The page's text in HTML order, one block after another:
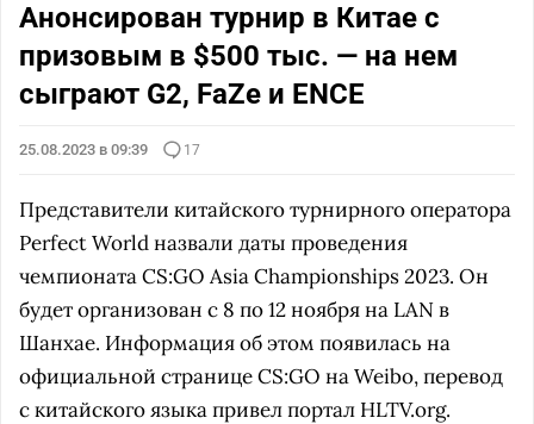
Анонсирован турнир в Китае с
призовым в $500 тыс. — на нем
сыграют G2, FaZe и ENCE
25.08.2023 в 09:39 17
Представители китайского турнирного оператора
Perfect World назвали даты проведения
чемпионата CS:GO Asia Championships 2023. Он
будет организован с 8 по 12 ноября на LAN в
Шанхае. Информация об этом появилась на
официальной странице CS:GO на Weibo, перевод
с китайского языка привел портал HLTV.org.